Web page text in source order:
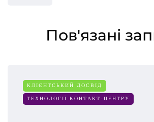
Пов'язані
КЛІЄНТСЬКИЙ ДОСВІД
ТЕХНОЛОГІЇ КОНТАКТ-ЦЕНТРУ